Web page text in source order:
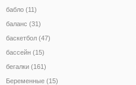
бабло (11)
баланс (31)
баскетбол (47)
бассейн (15)
бегалки (161)
Беременные (15)